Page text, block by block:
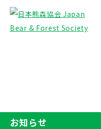
お知らせ